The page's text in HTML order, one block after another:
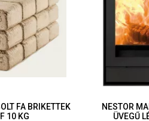
FA BRIKETTEK
10 KG
NESTOR
ÜVEGŰ